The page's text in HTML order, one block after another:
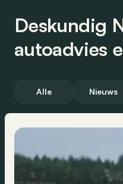
Deskundig
autoadvies
Alle Nieuws